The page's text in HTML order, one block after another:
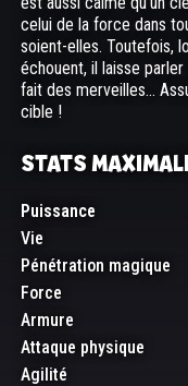
celui de la force dans
soient-elles. Toutefois,
échouent, il laisse
fait des merveilles...
cible !
STATS
Puissance
Vie
Pénétration magique
Force
Armure
Attaque physique
Agilité